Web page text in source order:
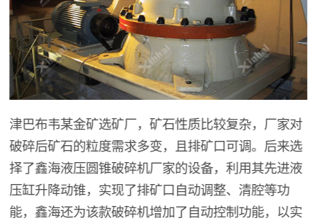
津巴布韦某金矿选矿厂，矿石性质比较复杂，厂家对
破碎后矿石的粒度需求多变，且排矿口可调。后来选
择了鑫海液压圆锥破碎机厂家的设备，利用其先进液
压缸升降动锥，实现了排矿口自动调整、清腔等功
能，鑫海还为该款破碎机增加了自动控制功能，以实